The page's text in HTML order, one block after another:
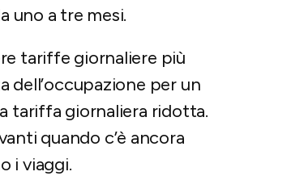
uno a tre mesi.
tariffe giornaliere più
dell’occupazione per un
tariffa giornaliera ridotta.
quando c’è ancora
i viaggi.